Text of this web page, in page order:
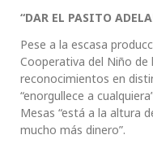
“DAR EL PASITO
Pese a la escasa
Cooperativa del Niño de
reconocimientos en
“enorgullece a
Mesas “está a la altura
mucho más dinero”.